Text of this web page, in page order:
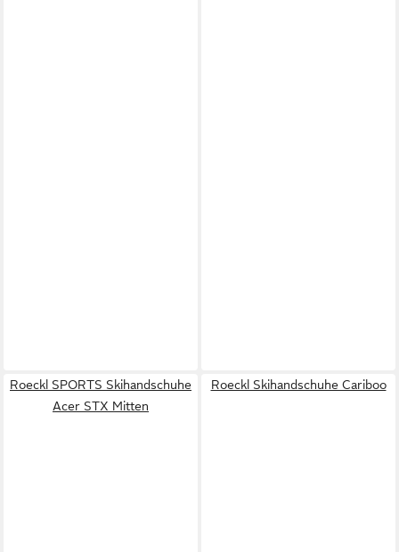
Roeckl SPORTS Skihandschuhe
Acer STX Mitten
Roeckl Skihandschuhe Cariboo